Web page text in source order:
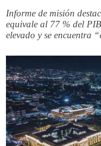
Informe de misión
equivale al 77 % del
elevado y se encuentra